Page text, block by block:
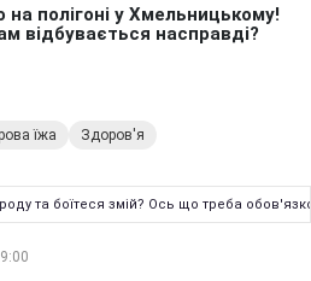
їжа Здоров'я
та боїтеся змій? Ось що треба